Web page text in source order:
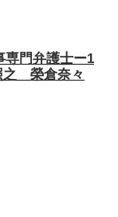
専門弁護士ー1
榮倉奈々